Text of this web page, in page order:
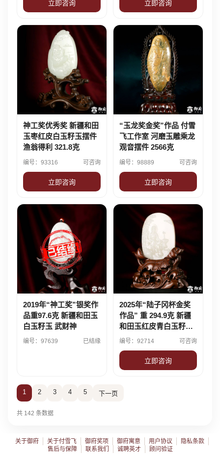
立即咨询 立即咨询
神工奖优秀奖 新疆和田
玉枣红皮白玉籽玉摆件
渔翁得利 321.8克
编号：93316 可咨询
立即咨询
“玉龙奖金奖”作品 付雪
飞工作室 河磨玉雕乘龙
观音摆件 2566克
编号：98889 可咨询
立即咨询
2019年“神工奖”银奖作
品重97.6克 新疆和田玉
白玉籽玉 武财神
编号：97639 已结缘
2025年“陆子冈杯金奖
作品” 重 294.9克 新疆
和田玉红皮青白玉籽玉
摆件 童子拜观音
编号：92714 可咨询
立即咨询
1 2 3 4 5 下一页
共 142 条数据
关于御府 关于付雪飞 御府奖项 御府寓意 用户协议
隐私条款
售后与保障
联系我们 诚聘英才 顾问验证